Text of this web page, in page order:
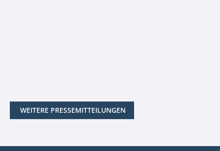
WEITERE PRESSEMITTEILUNGEN